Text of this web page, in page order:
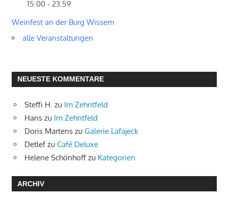
15:00 - 23:59
Weinfest an der Burg Wissem
alle Veranstaltungen
NEUESTE KOMMENTARE
Steffi H. zu Im Zehntfeld
Hans zu Im Zehntfeld
Doris Martens zu Galerie Lafajeck
Detlefzu Café Deluxe
Helene Schönhoff zu Kategorien
ARCHIV